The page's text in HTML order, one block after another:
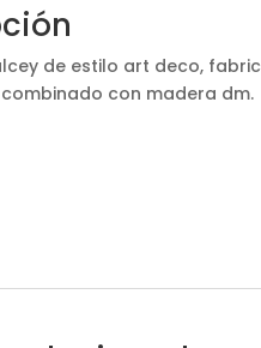
de estilo art deco,
con madera dm.